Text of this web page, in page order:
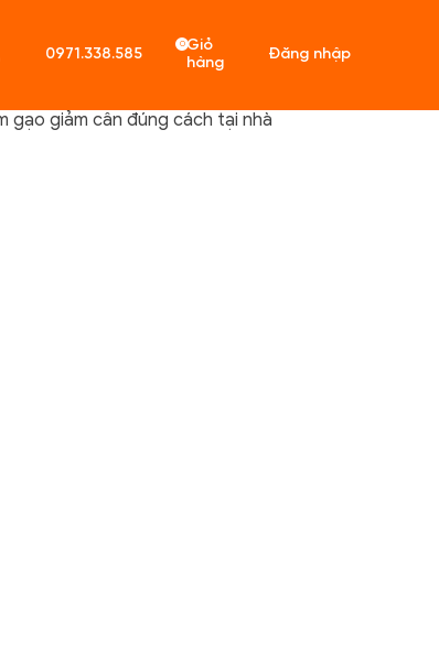
0971.338.585
0Giỏ
hàng
Đăng nhập
gạo giảm cân đúng cách tại nhà